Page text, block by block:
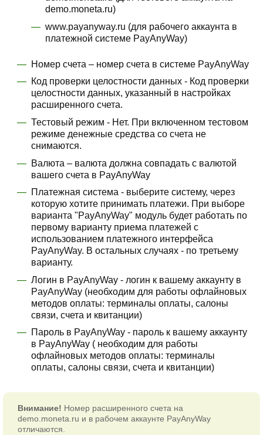
demo.moneta.ru)
www.payanyway.ru (для рабочего аккаунта в
платежной системе PayAnyWay)
Номер счета – номер счета в системе PayAnyWay
Код проверки целостности данных - Код проверки
целостности данных, указанный в настройках
расширенного счета.
Тестовый режим - Нет. При включенном тестовом
режиме денежные средства со счета не
снимаются.
Валюта – валюта должна совпадать с валютой
вашего счета в PayAnyWay
Платежная система - выберите систему, через
которую хотите принимать платежи. При выборе
варианта "PayAnyWay" модуль будет работать по
первому варианту приема платежей с
использованием платежного интерфейса
PayAnyWay. В остальных случаях - по третьему
варианту.
Логин в PayAnyWay - логин к вашему аккаунту в
PayAnyWay (необходим для работы офлайновых
методов оплаты: терминалы оплаты, салоны
связи, счета и квитанции)
Пароль в PayAnyWay - пароль к вашему аккаунту
в PayAnyWay ( необходим для работы
офлайновых методов оплаты: терминалы
оплаты, салоны связи, счета и квитанции)
Внимание! Номер расширенного счета на
demo.moneta.ru и в рабочем аккаунте PayAnyWay
отличаются.